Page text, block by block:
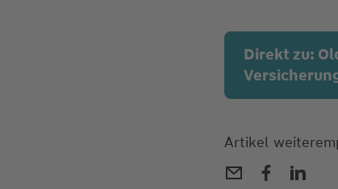
Direkt zu:
Artikel